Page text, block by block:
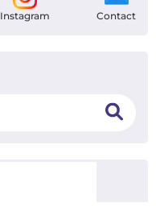
Instagram Contact